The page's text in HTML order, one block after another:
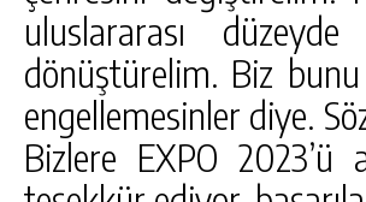
uluslararası
dönüştürelim. Biz
engellemesinler diye.
Bizlere EXPO